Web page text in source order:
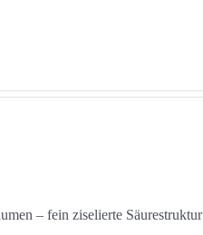
– fein ziselierte Säurestruktur